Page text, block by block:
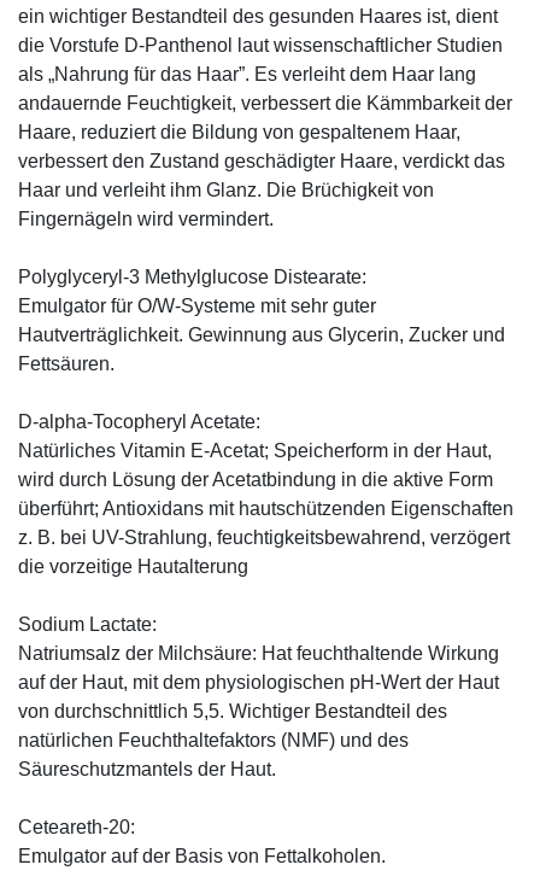
ein wichtiger Bestandteil des gesunden Haares ist, dient
die Vorstufe D-Panthenol laut wissenschaftlicher Studien
als „Nahrung für das Haar”. Es verleiht dem Haar lang
andauernde Feuchtigkeit, verbessert die Kämmbarkeit der
Haare, reduziert die Bildung von gespaltenem Haar,
verbessert den Zustand geschädigter Haare, verdickt das
Haar und verleiht ihm Glanz. Die Brüchigkeit von
Fingernägeln wird vermindert.
Polyglyceryl-3 Methylglucose Distearate:
Emulgator für O/W-Systeme mit sehr guter
Hautverträglichkeit. Gewinnung aus Glycerin, Zucker und
Fettsäuren.
D-alpha-Tocopheryl Acetate:
Natürliches Vitamin E-Acetat; Speicherform in der Haut,
wird durch Lösung der Acetatbindung in die aktive Form
überführt; Antioxidans mit hautschützenden Eigenschaften
z. B. bei UV-Strahlung, feuchtigkeitsbewahrend, verzögert
die vorzeitige Hautalterung
Sodium Lactate:
Natriumsalz der Milchsäure: Hat feuchthaltende Wirkung
auf der Haut, mit dem physiologischen pH-Wert der Haut
von durchschnittlich 5,5. Wichtiger Bestandteil des
natürlichen Feuchthaltefaktors (NMF) und des
Säureschutzmantels der Haut.
Ceteareth-20:
Emulgator auf der Basis von Fettalkoholen.